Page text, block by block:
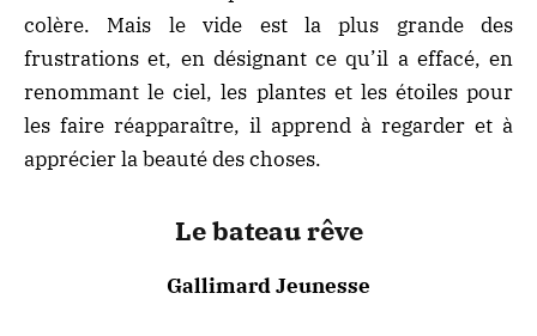
colère. Mais le vide est la plus grande des
frustrations et, en désignant ce qu’il a effacé, en
renommant le ciel, les plantes et les étoiles pour
les faire réapparaître, il apprend à regarder et à
apprécier la beauté des choses.
Le bateau rêve
Gallimard Jeunesse